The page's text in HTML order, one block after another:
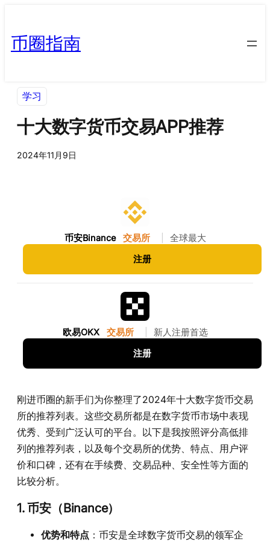
币圈指南
学习
十大数字货币交易APP推荐
2024年11月9日
币安Binance 交易所 全球最大
注册
欧易OKX 交易所 新人注册首选
注册
刚进币圈的新手们为你整理了2024年十大数字货币交易
所的推荐列表。这些交易所都是在数字货币市场中表现
优秀、受到广泛认可的平台。以下是我按照评分高低排
列的推荐列表，以及每个交易所的优势、特点、用户评
价和口碑，还有在手续费、交易品种、安全性等方面的
比较分析。
1. 币安（Binance）
优势和特点 ：币安是全球数字货币交易的领军企